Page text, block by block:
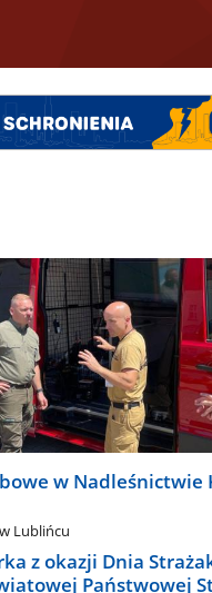
w Nadleśnictwie
Lublińcu
z okazji Dnia
Państwowej